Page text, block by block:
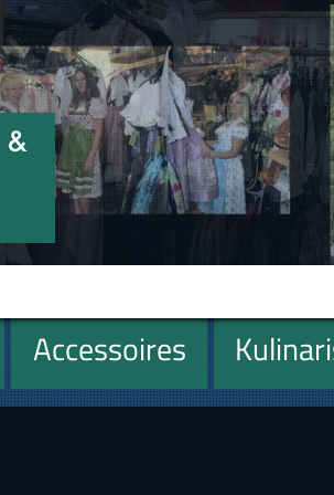
Accessoires